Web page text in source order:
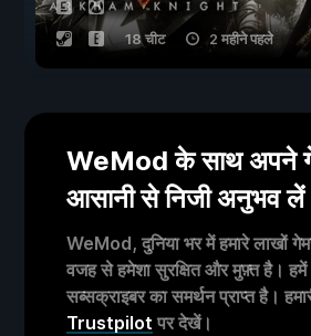
18 चीट 2 महीने पहले
WeMod के साथ अपने
आसानी से निजी अनुभव लें
WeMod, दुनिया भर में हमारे लाखों
वजह से हमेशा सुरक्षित और मुफ़्त है।
सब्सक्राइबर का समर्थन प्राप्त है।
Trustpilot पर देखें।